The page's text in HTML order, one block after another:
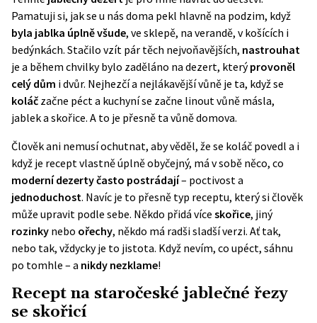
Pamatuji si, jak se u nás doma pekl hlavně na podzim, když
byla jablka úplně všude, ve sklepě, na verandě, v košících i
bedýnkách. Stačilo vzít pár těch nejvoňavějších, nastrouhat
je a během chvilky bylo zaděláno na dezert, kterýprovoněl
celý dům i dvůr. Nejhezčí a nejlákavější vůně je ta, když se
koláč začne péct a kuchyní se začne linout vůně másla,
jablek a skořice. A to je přesně ta vůně domova.
Člověk ani nemusí ochutnat, aby věděl, že se koláč povedl a i
když je recept vlastně úplně obyčejný, má v sobě něco, co
moderní dezerty často postrádají– poctivost a
jednoduchost. Navíc je to přesně typ receptu, který si člověk
může upravit podle sebe. Někdo přidá více skořice, jiný
rozinky nebo ořechy, někdo má radši sladší verzi. Ať tak,
nebo tak, vždycky je to jistota. Když nevím, co upéct, sáhnu
po tomhle – a nikdy nezklame!
Recept na staročeské jablečné řezy
se skořicí